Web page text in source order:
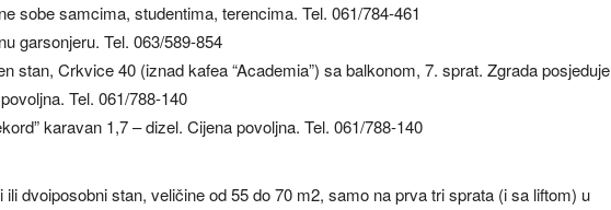
sobe samcima, studentima, terencima. Tel. 061/784-461
garsonjeru. Tel. 063/589-854
stan, Crkvice 40 (iznad kafea “Academia”) sa balkonom, 7. sprat. Zgrada posjeduje
Tel. 061/788-140
karavan 1,7 – dizel. Cijena povoljna. Tel. 061/788-140
ili dvoiposobni stan, veličine od 55 do 70 m2, samo na prva tri sprata (i sa liftom) u